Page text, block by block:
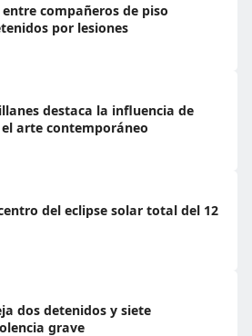
compañeros de piso
por lesiones
destaca la influencia de
arte contemporáneo
del eclipse solar total del 12
dos detenidos y siete
grave